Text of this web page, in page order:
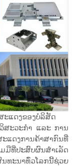
ະແດງຂອງບໍລິສັດ
ສະວະກຳ ແລະ ການ
ແດງການຄ້າສາກົນທີ່
ມືທີ່ປະສົບຜົນສຳເລັດ
ທະນາທົ່ວໂລກນີ້ຊ່ວຍ